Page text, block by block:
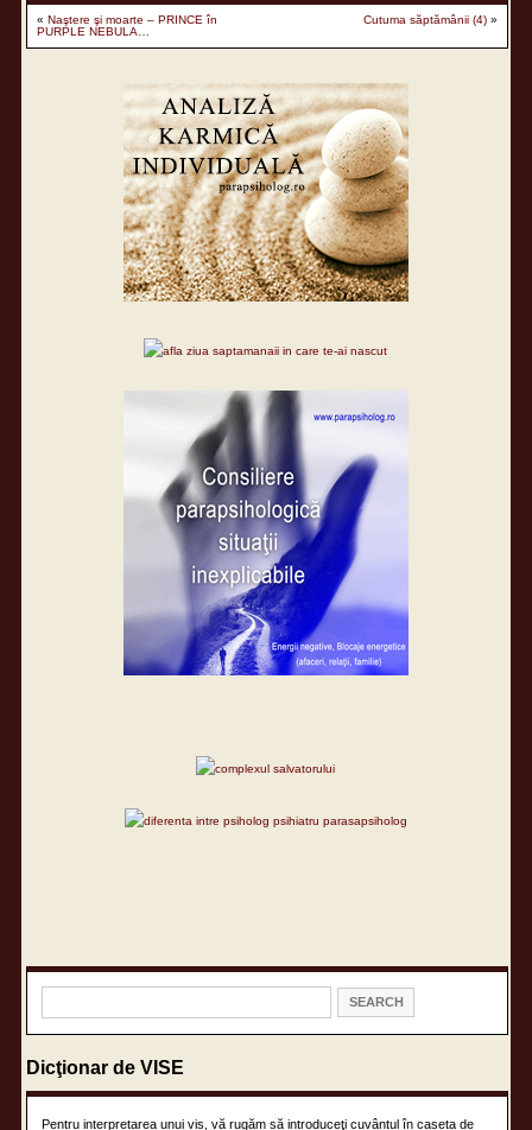
«Naştere şi moarte – PRINCE în
PURPLE NEBULA…
Cutuma săptămânii (4)»
Dicţionar de VISE
Pentru interpretarea unui vis, vă rugăm să introduceţi cuvântul în caseta de